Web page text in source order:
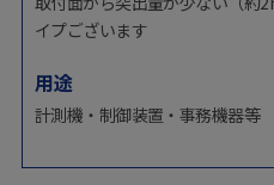
イプございます
用途
計測機・制御装置・事務機器等